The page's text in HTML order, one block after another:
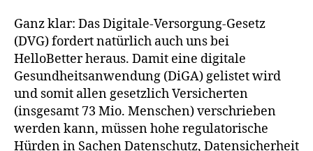
Ganz klar: Das Digitale-Versorgung-Gesetz
(DVG) fordert natürlich auch uns bei
HelloBetter heraus. Damit eine digitale
Gesundheitsanwendung (DiGA) gelistet wird
und somit allen gesetzlich Versicherten
(insgesamt 73 Mio. Menschen) verschrieben
werden kann, müssen hohe regulatorische
Hürden in Sachen Datenschutz, Datensicherheit